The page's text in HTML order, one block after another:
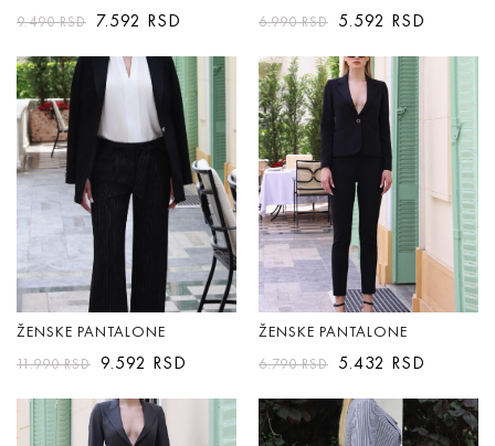
9.490RSD 7.592 RSD 6.990RSD 5.592 RSD
ŽENSKE PANTALONE
11.990RSD 9.592 RSD
ŽENSKE PANTALONE
6.790RSD 5.432 RSD